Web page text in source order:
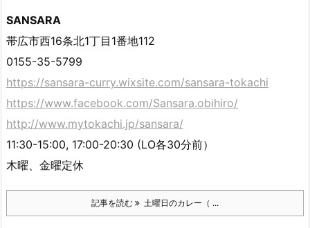
SANSARA
帯広市西16条北1丁目1番地112
0155-35-5799
https://sansara-curry.wixsite.com/sansara-tokachi
https://www.facebook.com/Sansara.obihiro/
http://www.mytokachi.jp/sansara/
11:30-15:00, 17:00-20:30 (LO各30分前）
木曜、金曜定休
記事を読む 土曜日のカレー（ ...